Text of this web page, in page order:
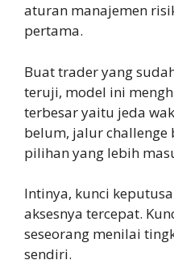
aturan manajemen
pertama.
Buat trader yang
teruji, model ini
terbesar yaitu jeda
belum, jalur
pilihan yang lebih
Intinya, kunci
aksesnya tercepat.
seseorang menilai
sendiri.